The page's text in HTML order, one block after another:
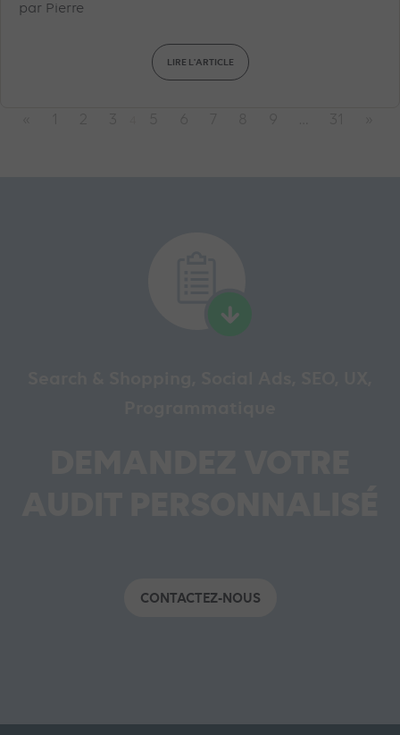
par Pierre
LIRE L'ARTICLE
CONTACTEZ-NOUS